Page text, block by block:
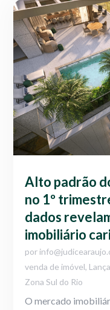
Alto padrão
no 1º
dados
imobiliário
por
venda de imóvel,
Zona Sul do Rio
O mercado